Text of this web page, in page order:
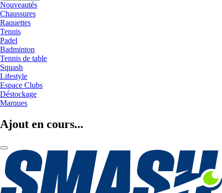
Nouveautés
Chaussures
Raquettes
Tennis
Padel
Badminton
Tennis de table
Squash
Lifestyle
Espace Clubs
Déstockage
Marques
Ajout en cours...